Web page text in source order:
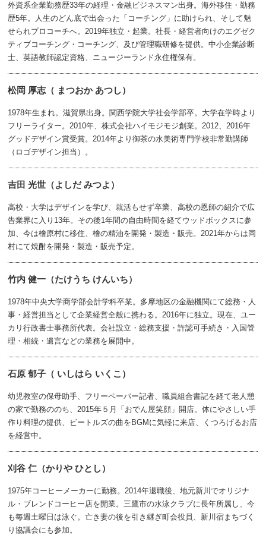
外資系企業勤務歴33年の経理・金融ビジネスマン出身。海外移住・勤務
歴5年。人生のどん底で出会った「コーチング」に助けられ、そして魅
せられプロコーチへ。2019年独立・起業。社長・経営者向けのエグゼク
ティブコーチング・コーチング、及び管理職研修を提供。中小企業診断
士、英語教師認定資格、ニュージーランド永住権保有。
松岡 厚志（ まつおか あつし）
1978年生まれ。滋賀県出身。関西学院大学社会学部卒。大学在学時より
フリーライター。2010年、株式会社ハイモジモジ創業。2012、2016年
グッドデザイン賞受賞。2014年より御茶の水美術専門学校非常勤講師
（ロゴデザイン担当）。
吉田 光世（よしだ みつよ）
高校・大学はデザインを学び、就活もせず卒業、高校の恩師の紹介で広
告業界に入り13年。その後1年間の自由時間を経てウッドボックスに参
加、今は檜原村に移住、檜の精油を開発・製造・販売。2021年からは同
村にて焼酎を開発・製造・販売予定。
竹内 健一（たけうち けんいち）
1978年中央大学商学部会計学科卒業。多摩地区の金融機関にて総務・人
事・経営担当として企業経営全般に携わる。2016年に独立。現在、ユー
カリ行政書士事務所代表。会社設立・総務支援・許認可手続き・入国管
理・相続・遺言などの業務を展開中。
石原 郁子（ いしはら いくこ）
幼児教室の保母助手、フリーペーパー記者、職員組合書記を経て老人憩
の家で勤務ののち、2015年５月「おでん屋笑顔」開店。体にやさしい手
作り料理の提供、ビートルズの曲をBGMに気軽に来店、くつろげるお店
を経営中。
刈谷 仁（かりや ひとし）
1975年コーヒーメーカーに勤務。2014年退職後、地元新川でオリジナ
ル・ブレンドコーヒー店を開業。三鷹市の水泳クラブに長年所属し、今
も毎週土曜日は泳ぐ。亡き妻の後を引き継ぎ町会役員、新川宿まちづく
り協議会にも参加。